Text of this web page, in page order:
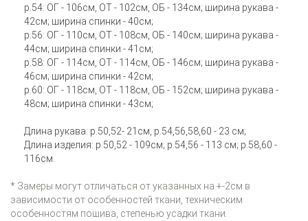
р.54: ОГ - 106см, ОТ - 102см, ОБ - 134см; ширина рукава -
42см; ширина спинки - 40см;
р.56: ОГ - 110см, ОТ - 108см, ОБ - 140см; ширина рукава -
44см; ширина спинки - 41см;
р.58: ОГ - 114см, ОТ - 114см, ОБ - 146см; ширина рукава -
46см; ширина спинки - 42см;
р.60: ОГ - 118см, ОТ - 118см, ОБ - 152см; ширина рукава -
48см; ширина спинки - 43см;
Длина рукава: р.50,52- 21см, р.54,56,58,60 - 23 см;
Длина изделия: р.50,52 - 109см; р.54,56 - 113 см; р.58,60 -
116см.
* Замеры могут отличаться от указанных на +-2см в
зависимости от особенностей ткани, техническим
особенностям пошива, степенью усадки ткани.